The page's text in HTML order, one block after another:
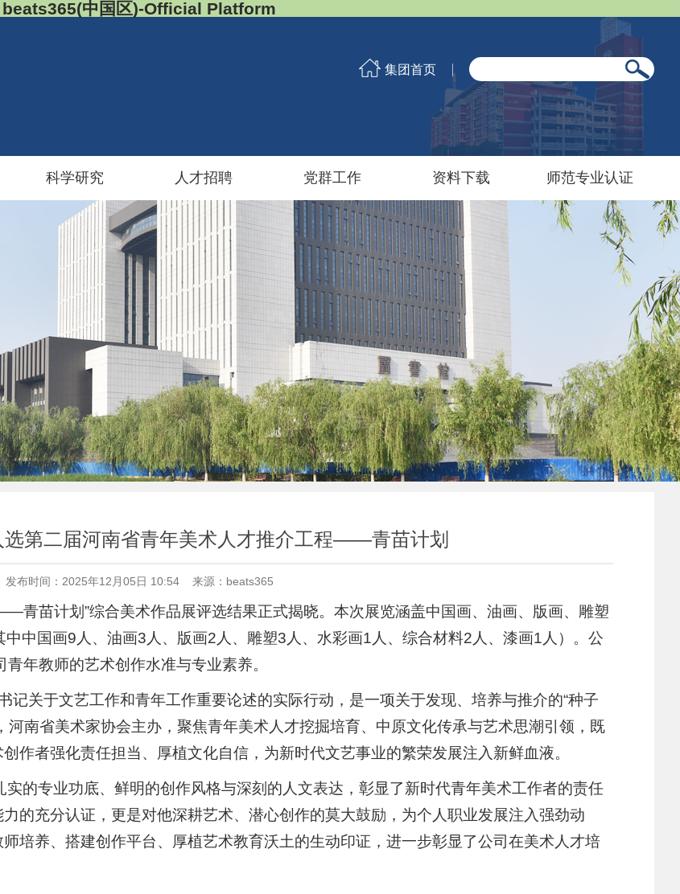
beats365(中国区)-Official Platform
集团首页
科学研究 人才招聘 党群工作 资料下载 师范专业认证
选第二届河南省青年美术人才推介工程——青苗计划
发布时间：2025年12月05日 10:54 来源：beats365
青苗计划”综合美术作品展评选结果正式揭晓。本次展览涵盖中国画、油画、版画、雕塑
中国画9人、油画3人、版画2人、雕塑3人、水彩画1人、综合材料2人、漆画1人）。公
年教师的艺术创作水准与专业素养。
记关于文艺工作和青年工作重要论述的实际行动，是一项关于发现、培养与推介的“种子
河南省美术家协会主办，聚焦青年美术人才挖掘培育、中原文化传承与艺术思潮引领，既
作者强化责任担当、厚植文化自信，为新时代文艺事业的繁荣发展注入新鲜血液。
的专业功底、鲜明的创作风格与深刻的人文表达，彰显了新时代青年美术工作者的责任
的充分认证，更是对他深耕艺术、潜心创作的莫大鼓励，为个人职业发展注入强劲动
培养、搭建创作平台、厚植艺术教育沃土的生动印证，进一步彰显了公司在美术人才培